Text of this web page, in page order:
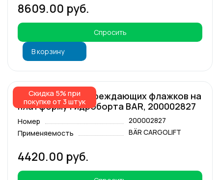
8609.00 руб.
Спросить
В корзину
Скидка 5% при
покупке от 3 штук
Комплект предупреждающих флажков на
платформу гидроборта BAR, 200002827
Номер
200002827
Применяемость
BÄR CARGOLIFT
4420.00 руб.